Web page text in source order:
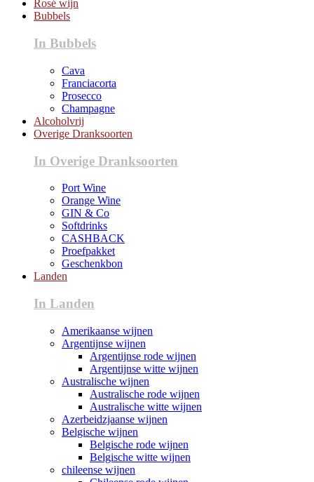
Rosé wijn
Bubbels
In Bubbels
Cava
Franciacorta
Prosecco
Champagne
Alcoholvrij
Overige Dranksoorten
In Overige Dranksoorten
Port Wine
Orange Wine
GIN & Co
Softdrinks
CASHBACK
Proefpakket
Geschenkbon
Landen
In Landen
Amerikaanse wijnen
Argentijnse wijnen
Argentijnse rode wijnen
Argentijnse witte wijnen
Australische wijnen
Australische rode wijnen
Australische witte wijnen
Azerbeidzjaanse wijnen
Belgische wijnen
Belgische rode wijnen
Belgische witte wijnen
chileense wijnen